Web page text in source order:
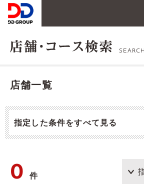
SEARCH
店舗一覧
指定した条件をすべて見る
0件